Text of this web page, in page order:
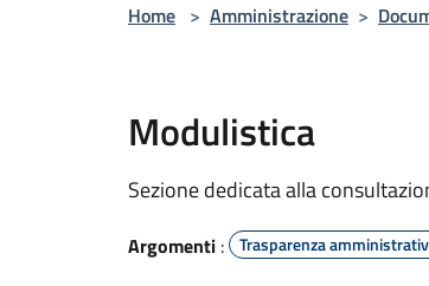
Home > Amministrazione >
Modulistica
Sezione dedicata alla
Argomenti : Trasparenza